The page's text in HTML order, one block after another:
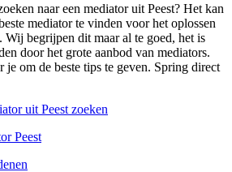
naar een mediator uit Peest? Het kan
mediator te vinden voor het oplossen
Wij begrijpen dit maar al te goed, het is
door het grote aanbod van mediators.
om de beste tips te geven. Spring direct
uit Peest zoeken
Peest